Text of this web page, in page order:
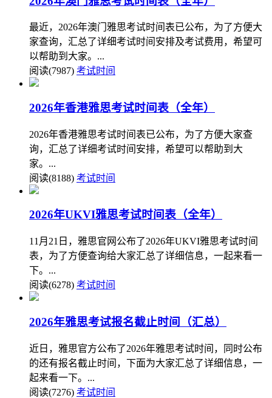
最近，2026年澳门雅思考试时间表已公布，为了方便大
家查询，汇总了详细考试时间安排及考试费用，希望可
以帮助到大家。...
阅读(7987) 考试时间
2026年香港雅思考试时间表（全年）
2026年香港雅思考试时间表已公布，为了方便大家查
询，汇总了详细考试时间安排，希望可以帮助到大
家。...
阅读(8188) 考试时间
2026年UKVI雅思考试时间表（全年）
11月21日，雅思官网公布了2026年UKVI雅思考试时间
表，为了方便查询给大家汇总了详细信息，一起来看一
下。...
阅读(6278) 考试时间
2026年雅思考试报名截止时间（汇总）
近日，雅思官方公布了2026年雅思考试时间，同时公布
的还有报名截止时间，下面为大家汇总了详细信息，一
起来看一下。...
阅读(7276) 考试时间